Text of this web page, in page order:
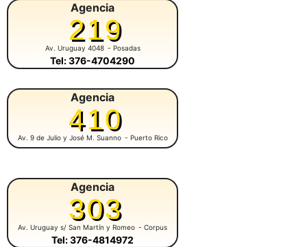
Agencia
219
Av. Uruguay 4048 - Posadas
Tel: 376-4704290
Agencia
410
Av. 9 de Julio y José M. Suanno - Puerto Rico
Agencia
303
Av. Uruguay s/ San Martín y Romeo - Corpus
Tel: 376-4814972